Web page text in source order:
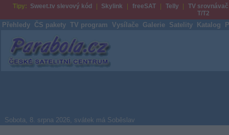
Tipy: Sweet.tv slevový kód Skylink freeSAT Telly
TV srovnávač
T/T2
Přehledy ČS pakety TV program Vysílače Galerie Satelity Katalog
Parabola.cz
Sobota, 8. srpna 2026, svátek má Soběslav